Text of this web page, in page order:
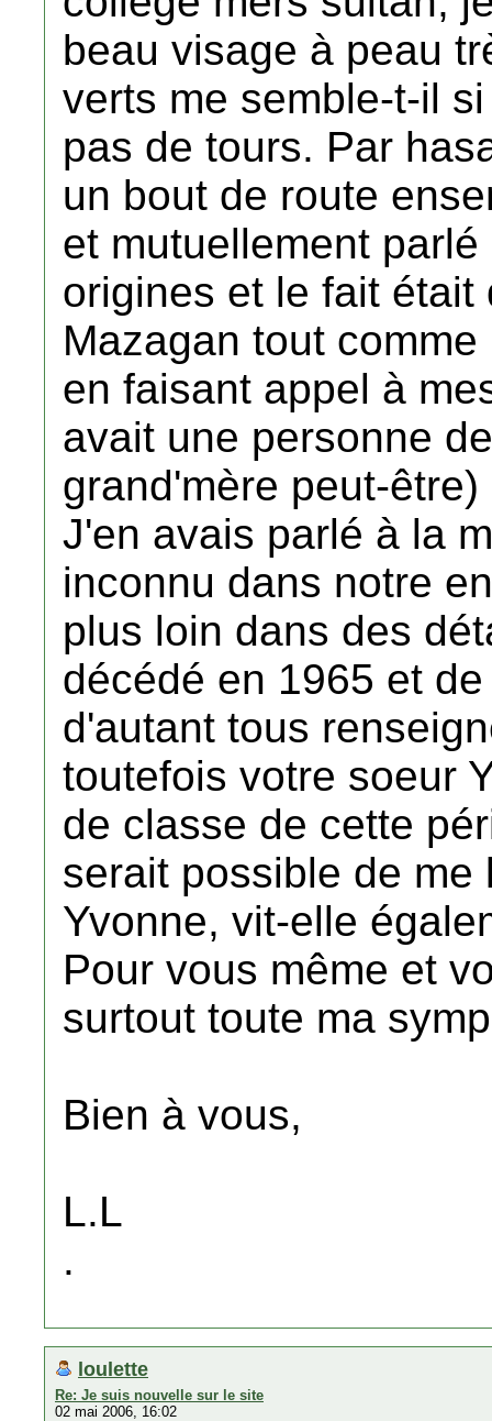
beau visage à peau
verts me semble-t-il
pas de tours. Par
un bout de route
et mutuellement
origines et le fait
Mazagan tout
en faisant appel à
avait une personne
grand'mère peut-
J'en avais parlé à la
inconnu dans notre
plus loin dans des
décédé en 1965 et
d'autant tous
toutefois votre soeur
de classe de cette
serait possible de
Yvonne, vit-elle
Pour vous même et
surtout toute ma
Bien à vous,
L.L
.
loulette
Re: Je suis nouvelle sur le site
02 mai 2006, 16:02